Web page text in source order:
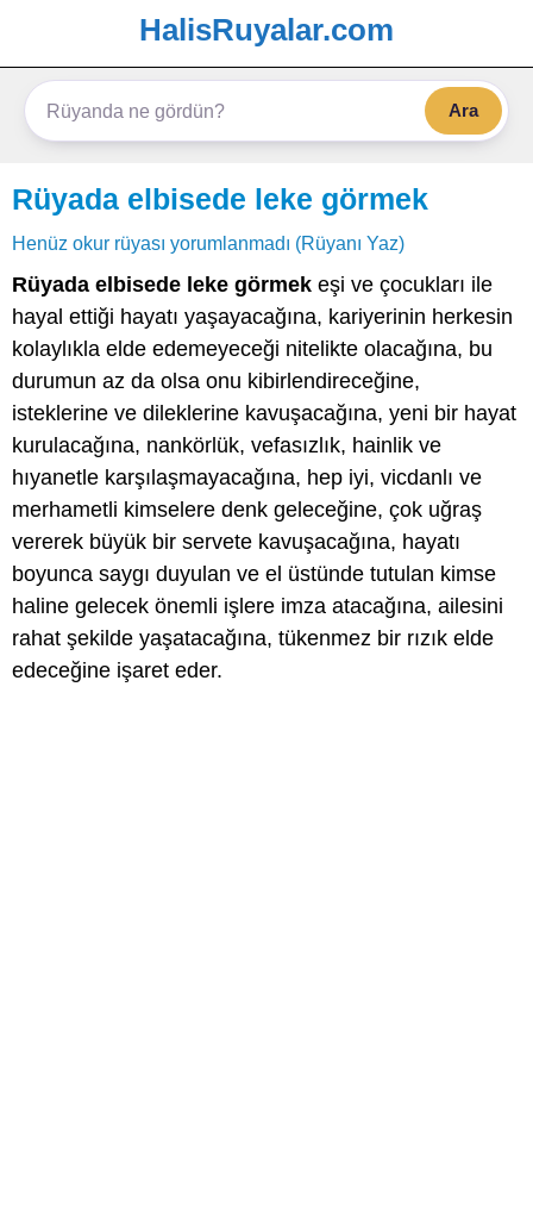
HalisRuyalar.com
Ara
Rüyada elbisede leke görmek
Henüz okur rüyası yorumlanmadı (Rüyanı Yaz)
Rüyada elbisede leke görmek eşi ve çocukları ile
hayal ettiği hayatı yaşayacağına, kariyerinin herkesin
kolaylıkla elde edemeyeceği nitelikte olacağına, bu
durumun az da olsa onu kibirlendireceğine,
isteklerine ve dileklerine kavuşacağına, yeni bir hayat
kurulacağına, nankörlük, vefasızlık, hainlik ve
hıyanetle karşılaşmayacağına, hep iyi, vicdanlı ve
merhametli kimselere denk geleceğine, çok uğraş
vererek büyük bir servete kavuşacağına, hayatı
boyunca saygı duyulan ve el üstünde tutulan kimse
haline gelecek önemli işlere imza atacağına, ailesini
rahat şekilde yaşatacağına, tükenmez bir rızık elde
edeceğine işaret eder.